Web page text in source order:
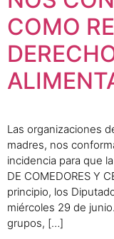
COMO
Las organizaciones
madres, nos
incidencia para que
DE COMEDORES Y
principio, los
miércoles 29 de
grupos, […]